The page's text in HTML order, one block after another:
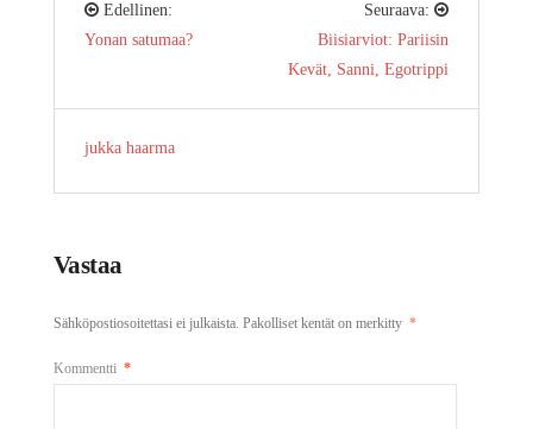
Edellinen:
Yonan satumaa?
Seuraava:
Biisiarviot: Pariisin
Kevät, Sanni, Egotrippi
jukka haarma
Vastaa
Sähköpostiosoitettasi ei julkaista. Pakolliset kentät on merkitty *
Kommentti *